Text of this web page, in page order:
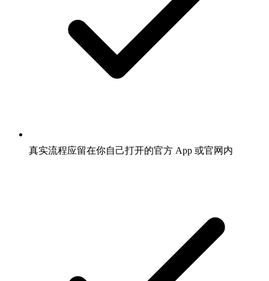
真实流程应留在你自己打开的官方 App 或官网内